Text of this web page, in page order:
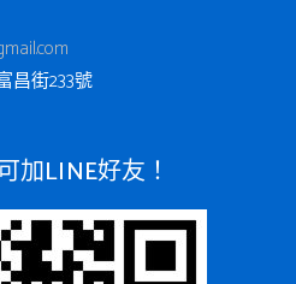
昌街233號
加LINE好友！